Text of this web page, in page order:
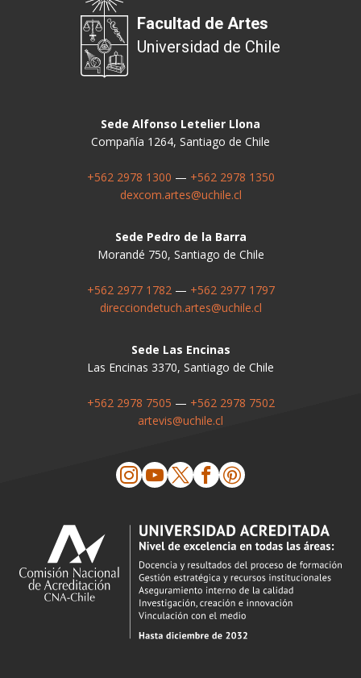
Facultad de Artes
Universidad de Chile
Sede Alfonso Letelier Llona
Compañía 1264, Santiago de Chile
+562 2978 1300 — +562 2978 1350
dexcom.artes@uchile.cl
Sede Pedro de la Barra
Morandé 750, Santiago de Chile
+562 2977 1782— +562 2977 1797
direcciondetuch.artes@uchile.cl
Sede Las Encinas
Las Encinas 3370, Santiago de Chile
+562 2978 7505 — +562 2978 7502
artevis@uchile.cl